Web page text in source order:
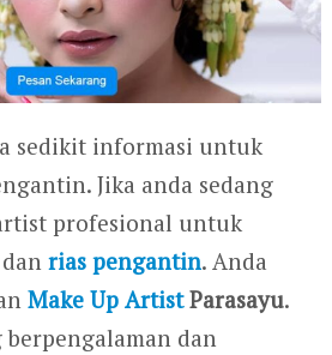
sedikit informasi untuk
Jika anda sedang
profesional untuk
rias pengantin. Anda
Make Up ArtistParasayu.
dan